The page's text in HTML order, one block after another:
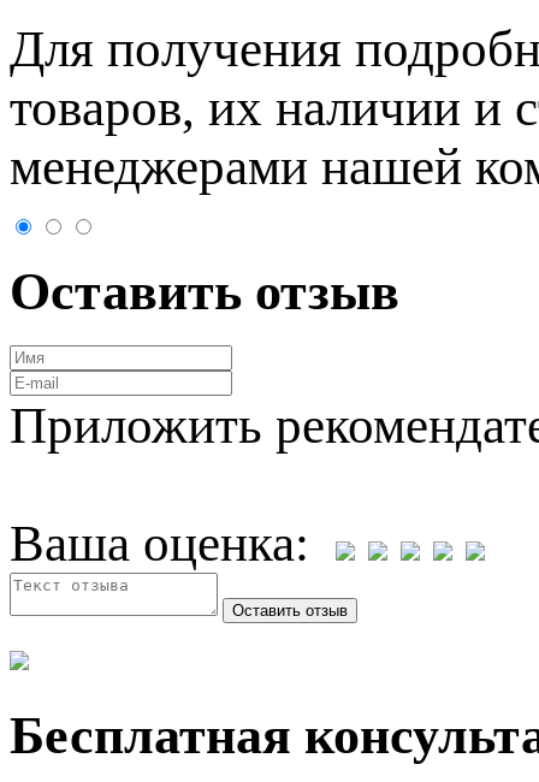
Для пoлучения
товaров, их нaличии и
менеджерами нашей
Оставить отзыв
Приложить
Ваша оценка:
Бесплатная